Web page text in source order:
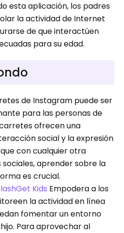
esta aplicación, los padres
la actividad de Internet
de que interactúen
para su edad.
de Instagram puede ser
para las personas de
ofrecen una
social y la expresión
con cualquier otra
aprender sobre la
es crucial.
Kids Empodera a los
la actividad en línea
fomentar un entorno
Para aprovechar al